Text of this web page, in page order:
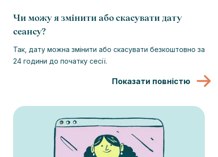
Чи можу я змінити або скасувати дату
сеансу?
Так, дату можна змінити або скасувати безкоштовно за
24 години до початку сесії.
Показати повністю